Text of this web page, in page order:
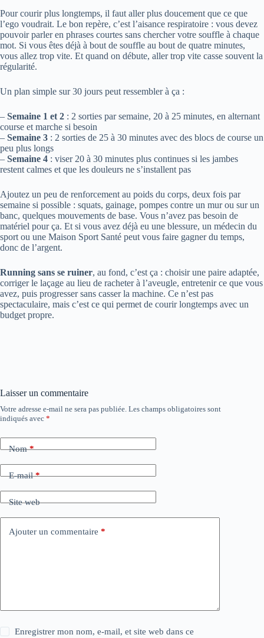
Pour courir plus longtemps, il faut aller plus doucement que ce que
l’ego voudrait. Le bon repère, c’est l’aisance respiratoire : vous devez
pouvoir parler en phrases courtes sans chercher votre souffle à chaque
mot. Si vous êtes déjà à bout de souffle au bout de quatre minutes,
vous allez trop vite. Et quand on débute, aller trop vite casse souvent la
régularité.
Un plan simple sur 30 jours peut ressembler à ça :
– Semaine 1 et 2 : 2 sorties par semaine, 20 à 25 minutes, en alternant
course et marche si besoin
– Semaine 3 : 2 sorties de 25 à 30 minutes avec des blocs de course un
peu plus longs
– Semaine 4 : viser 20 à 30 minutes plus continues si les jambes
restent calmes et que les douleurs ne s’installent pas
Ajoutez un peu de renforcement au poids du corps, deux fois par
semaine si possible : squats, gainage, pompes contre un mur ou sur un
banc, quelques mouvements de base. Vous n’avez pas besoin de
matériel pour ça. Et si vous avez déjà eu une blessure, un médecin du
sport ou une Maison Sport Santé peut vous faire gagner du temps,
donc de l’argent.
Running sans se ruiner, au fond, c’est ça : choisir une paire adaptée,
corriger le laçage au lieu de racheter à l’aveugle, entretenir ce que vous
avez, puis progresser sans casser la machine. Ce n’est pas
spectaculaire, mais c’est ce qui permet de courir longtemps avec un
budget propre.
Laisser un commentaire
Votre adresse e-mail ne sera pas publiée. Les champs obligatoires sont
indiqués avec *
Nom*
E-mail*
Site web
Ajouter un commentaire *
Enregistrer mon nom, e-mail, et site web dans ce